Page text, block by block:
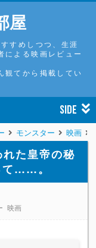
屋
すめしつつ、生涯
による映画レビュー
観てから掲載してい
SIDE
モンスター 映画
た皇帝の秘
て……。
映画